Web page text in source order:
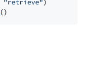
"retrieve")